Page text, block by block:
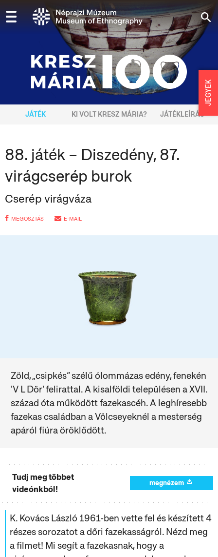
JÁTÉK KI VOLT KRESZ MÁRIA? JÁTÉKLEÍRÁS
88. játék – Diszedény, 87.
virágcserép burok
Cserép virágváza
MEGOSZTÁS E-MAIL
Zöld, „csipkés” szélű ólommázas edény, fenekén
'V L Dör' felirattal. A kisalföldi településen a XVII.
század óta működött fazekascéh. A leghíresebb
fazekas családban a Völcseyeknél a mesterség
apáról fiúra öröklődött.
Tudj meg többet
videónkból!
megnézem
K. Kovács László 1961-ben vette fel és készített 4
részes sorozatot a dőri fazekasságról. Nézd meg
a filmet! Mi segít a fazekasnak, hogy a
JEGYEK